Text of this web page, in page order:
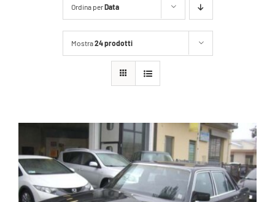
Ordina perData
Mostra24 prodotti